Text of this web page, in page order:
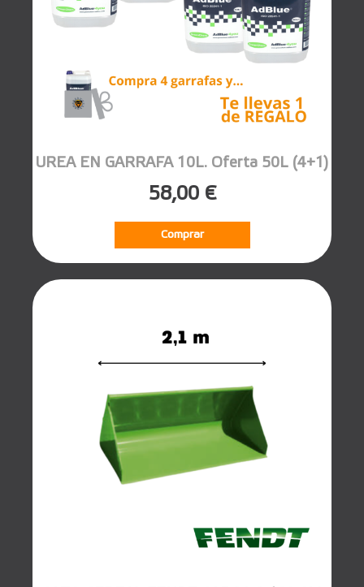
UREA EN GARRAFA 10L. Oferta 50L (4+1)
58,00 €
Comprar